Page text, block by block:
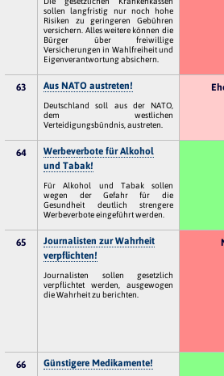
sollen langfristig nur noch hohe
Risiken zu geringeren Gebühren
versichern. Alles weitere können die
Bürger über freiwillige
Versicherungen in Wahlfreiheit und
Eigenverantwortung absichern.
63 Aus NATO austreten!
Deutschland soll aus der NATO,
dem westlichen
Verteidigungsbündnis, austreten.
64
Werbeverbote für Alkohol
und Tabak!
Für Alkohol und Tabak sollen
wegen der Gefahr für die
Gesundheit deutlich strengere
Werbeverbote eingeführt werden.
65
Journalisten zur Wahrheit
verpflichten!
Journalisten sollen gesetzlich
verpflichtet werden, ausgewogen
die Wahrheit zu berichten.
66 Günstigere Medikamente!